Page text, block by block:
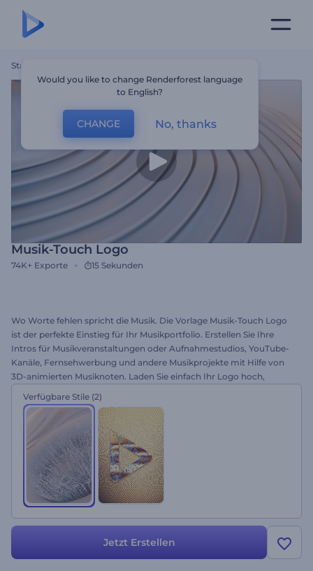
Startseite
Musik-Touch Logo
74K+ Exporte 15 Sekunden
Wo Worte fehlen spricht die Musik. Die Vorlage Musik-Touch Logo
ist der perfekte Einstieg für Ihr Musikportfolio. Erstellen Sie Ihre
Intros für Musikveranstaltungen oder Aufnahmestudios, YouTube-
Kanäle, Fernsehwerbung und andere Musikprojekte mit Hilfe von
3D-animierten Musiknoten. Laden Sie einfach Ihr Logo hoch,
formen!
Verfügbare Stile (2)
Jetzt Erstellen
Would you like to change Renderforest language
to English?
CHANGE No, thanks